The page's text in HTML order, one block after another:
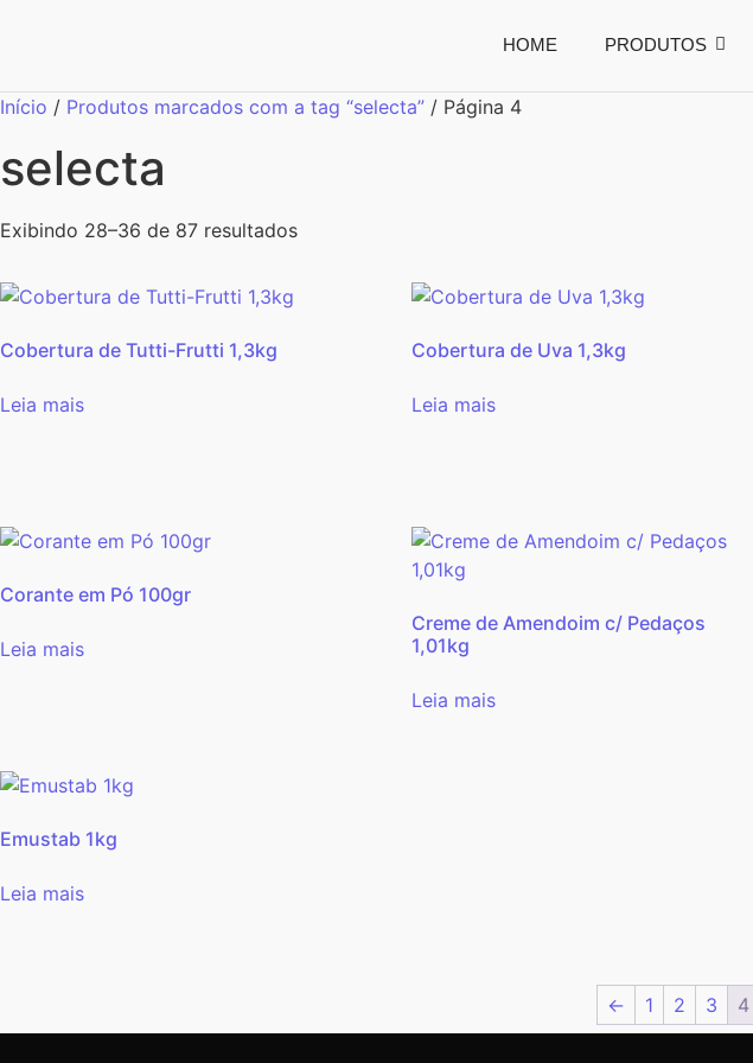
HOME PRODUTOS
Início / Produtos marcados com a tag “selecta” / Página 4
selecta
Exibindo 28–36 de 87 resultados
Cobertura de Tutti-Frutti 1,3kg
Leia mais
Cobertura de Uva 1,3kg
Leia mais
Corante em Pó 100gr
Leia mais
Creme de Amendoim c/ Pedaços
1,01kg
Leia mais
Emustab 1kg
Leia mais
← 1 2 3 4